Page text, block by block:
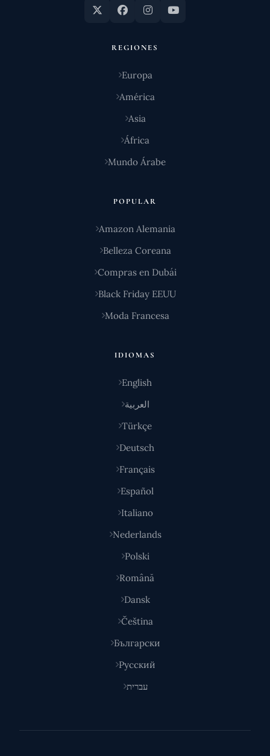
REGIONES
Europa
América
Asia
África
Mundo Árabe
POPULAR
Amazon Alemania
Belleza Coreana
Compras en Dubái
Black Friday EEUU
Moda Francesa
IDIOMAS
English
العربية
Türkçe
Deutsch
Français
Español
Italiano
Nederlands
Polski
Română
Dansk
Čeština
Български
Русский
עברית